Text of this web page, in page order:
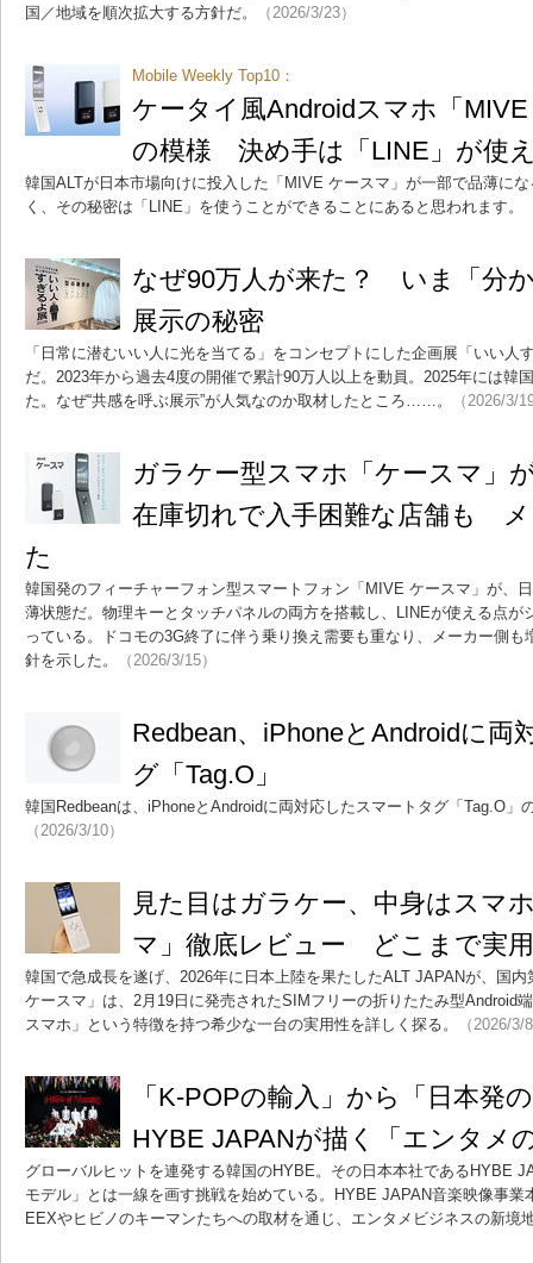
国／地域を順次拡大する方針だ。
（2026/3/23）
Mobile Weekly Top10：
ケータイ風Androidスマホ「
の模様 決め手は「LINE」が使
韓国ALTが日本市場向けに投入した「MIVE ケースマ」が一部で品薄に
く、その秘密は「LINE」を使うことができることにあると思われます。
なぜ90万人が来た？ いま「分
展示の秘密
「日常に潜むいい人に光を当てる」をコンセプトにした企画展「いい人
だ。2023年から過去4度の開催で累計90万人以上を動員。2025年には韓
た。なぜ“共感を呼ぶ展示”が人気なのか取材したところ……。
（2026/3/
ガラケー型スマホ「ケースマ
在庫切れで入手困難な店舗も
た
韓国発のフィーチャーフォン型スマートフォン「MIVE ケースマ」が、
薄状態だ。物理キーとタッチパネルの両方を搭載し、LINEが使える点が
っている。ドコモの3G終了に伴う乗り換え需要も重なり、メーカー側
針を示した。
（2026/3/15）
Redbean、iPhoneとAndroidに両
グ「Tag.O」
韓国Redbeanは、iPhoneとAndroidに両対応したスマートタグ「Tag.O」
（2026/3/10）
見た目はガラケー、中身はスマ
マ」徹底レビュー どこまで実
韓国で急成長を遂げ、2026年に日本上陸を果たしたALT JAPANが、国
ケースマ」は、2月19日に発売されたSIMフリーの折りたたみ型Android
スマホ」という特徴を持つ希少な一台の実用性を詳しく探る。
（2026/3/
「K-POPの輸入」から「日本
HYBE JAPANが描く「エンタメ
グローバルヒットを連発する韓国のHYBE。その日本本社であるHYBE
モデル」とは一線を画す挑戦を始めている。HYBE JAPAN音楽映像事
EEXやヒビノのキーマンたちへの取材を通じ、エンタメビジネスの新境